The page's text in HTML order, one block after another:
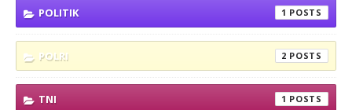
POLITIK 1
POLRI 2
TNI 1